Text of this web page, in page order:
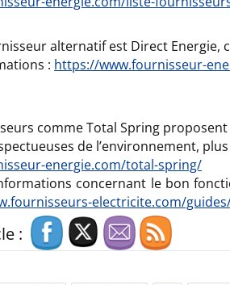
alternatif est Direct Energie,
: https://www.fournisseur-
comme Total Spring
de l’environnement,
energie.com/total-spring/
concernant le bon
electricite.com/
: